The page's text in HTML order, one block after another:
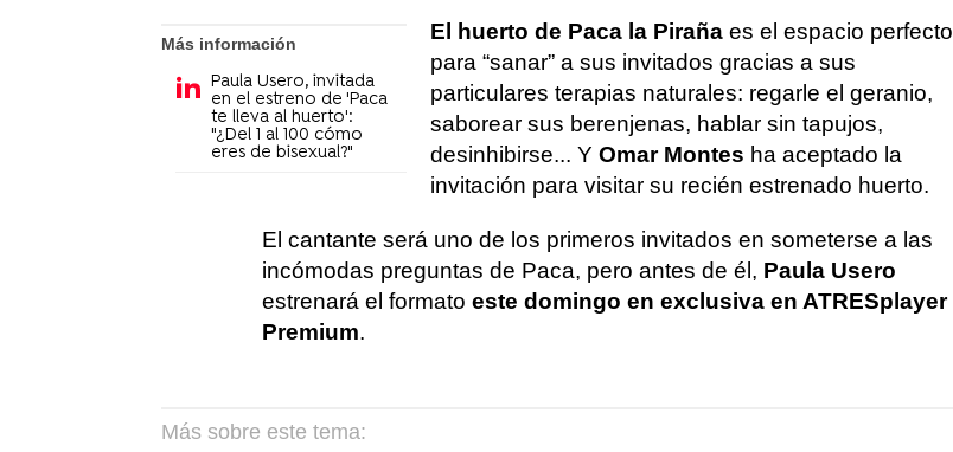
Más información
Paula Usero, invitada
en el estreno de 'Paca
te lleva al huerto':
"¿Del 1 al 100 cómo
eres de bisexual?"
El huerto de Paca la Pirañaes el espacio perfecto
para “sanar” a sus invitados gracias a sus
particulares terapias naturales: regarle el geranio,
saborear sus berenjenas, hablar sin tapujos,
desinhibirse... Y Omar Montes ha aceptado la
invitación para visitar su recién estrenado huerto.
El cantante será uno de los primeros invitados en someterse a las
incómodas preguntas de Paca, pero antes de él, Paula Usero
estrenará el formato este domingo en exclusiva en ATRESplayer
Premium.
Más sobre este tema: